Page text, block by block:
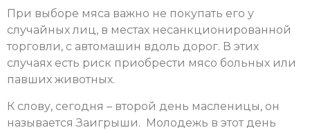
При выборе мяса важно не покупать его у
случайных лиц, в местах несанкционированной
торговли, с автомашин вдоль дорог. В этих
случаях есть риск приобрести мясо больных или
павших животных.
К слову, сегодня – второй день масленицы, он
называется Заигрыши. Молодежь в этот день